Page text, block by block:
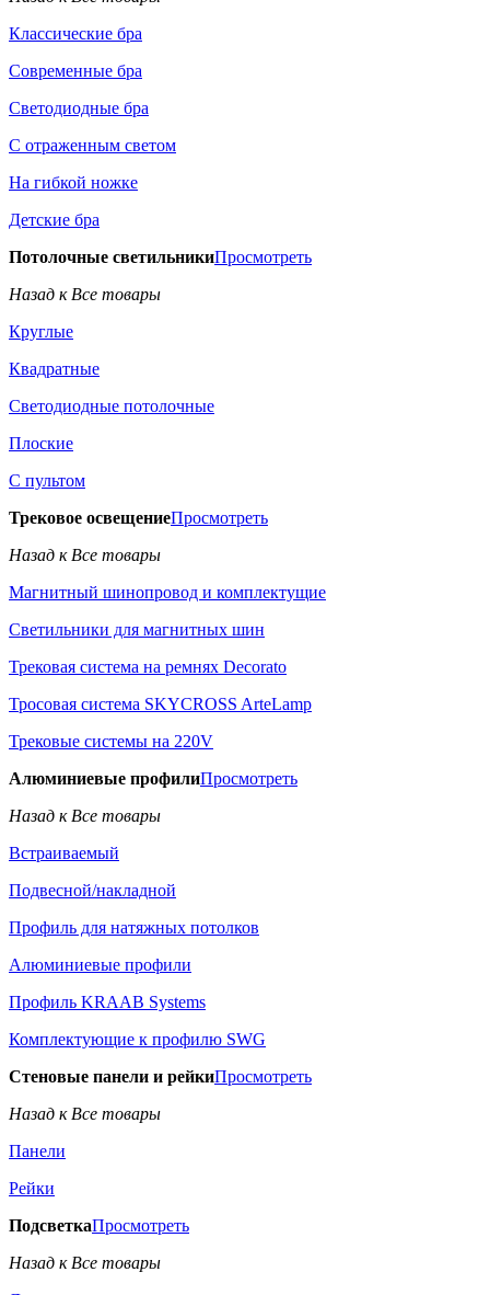
Классические бра
Современные бра
Светодиодные бра
С отраженным светом
На гибкой ножке
Детские бра
Потолочные светильникиПросмотреть
Назад к Все товары
Круглые
Квадратные
Светодиодные потолочные
Плоские
С пультом
Трековое освещениеПросмотреть
Назад к Все товары
Магнитный шинопровод и комплектущие
Светильники для магнитных шин
Трековая система на ремнях Decorato
Тросовая система SKYCROSS ArteLamp
Трековые системы на 220V
Алюминиевые профилиПросмотреть
Назад к Все товары
Встраиваемый
Подвесной/накладной
Профиль для натяжных потолков
Алюминиевые профили
Профиль KRAAB Systems
Комплектующие к профилю SWG
Стеновые панели и рейкиПросмотреть
Назад к Все товары
Панели
Рейки
ПодсветкаПросмотреть
Назад к Все товары